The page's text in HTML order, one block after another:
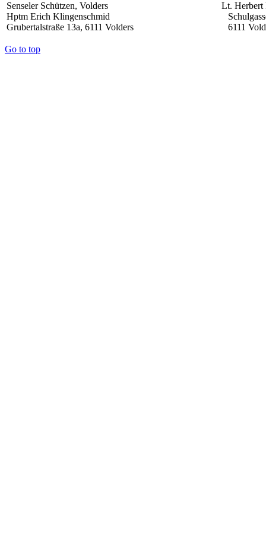
Senseler Schützen, Volders
Hptm Erich Klingenschmid
Grubertalstraße 13a, 6111 Volders
Lt. Herbert
6111
Go to top